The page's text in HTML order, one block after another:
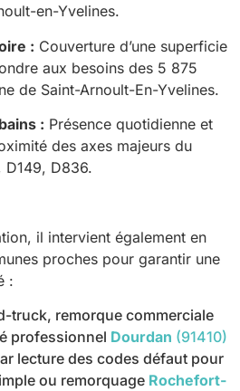
en-Yvelines.
: Couverture d’une superficie
aux besoins des 5 875
de Saint-Arnoult-En-Yvelines.
: Présence quotidienne et
des axes majeurs du
D149, D836.
il intervient également en
proches pour garantir une
:
truck, remorque commerciale
professionnel Dourdan (91410)
lecture des codes défaut pour
ou remorquage Rochefort-